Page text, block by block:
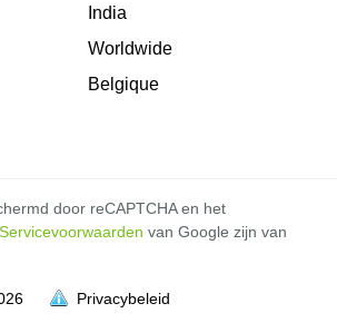
is
is
is
is
is
is
is
is
is
is
India
Worldwide
Belgique
door reCAPTCHA en het
Servicevoorwaarden van Google zijn van
Privacybeleid